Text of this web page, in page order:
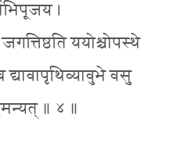
।
जगत्तिष्ठति ययोश्चोपस्थे
द्यावापृथिव्यावुभे वसु
॥ ४ ॥